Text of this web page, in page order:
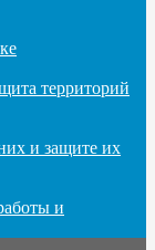
территорий
и защите их
и